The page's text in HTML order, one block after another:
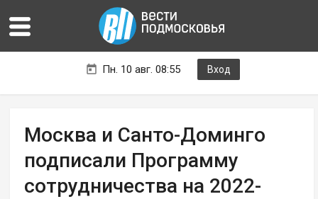
Пн. 10 авг. 08:55 Вход
Москва и Санто-Доминго
подписали Программу
сотрудничества на 2022-